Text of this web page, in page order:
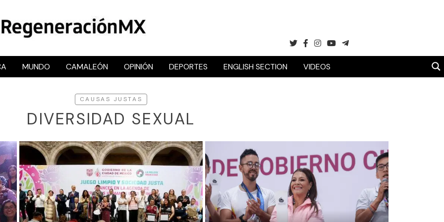
RegeneraciónMX
Sitio de noticias libre e independiente
MUNDO CAMALEÓN OPINIÓN DEPORTES ENGLISH SECTION VIDEOS
CAUSAS JUSTAS
DIVERSIDAD SEXUAL